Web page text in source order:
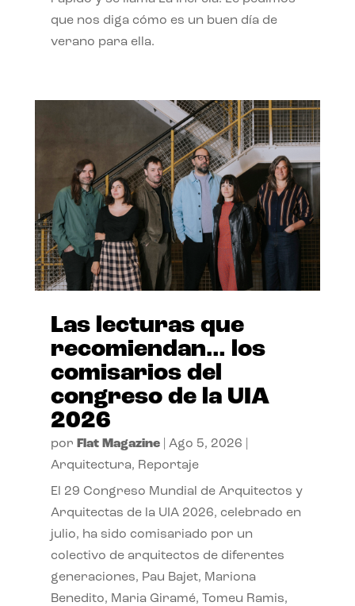
que nos diga cómo es un buen día de
verano para ella.
Las lecturas que
recomiendan… los
comisarios del
congreso de la UIA
2026
por Flat Magazine| Ago 5, 2026
Arquitectura, Reportaje
El 29 Congreso Mundial de Arquitectos y
Arquitectas de la UIA 2026, celebrado en
julio, ha sido comisariado por un
colectivo de arquitectos de diferentes
generaciones, Pau Bajet, Mariona
Benedito, Maria Giramé, Tomeu Ramis,